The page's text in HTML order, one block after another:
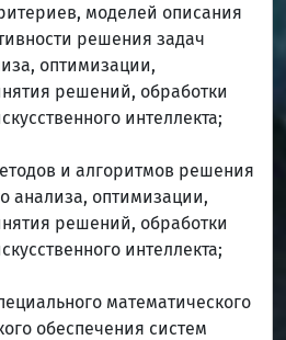
моделей описания
решения задач
оптимизации,
решений, обработки
интеллекта;
и алгоритмов решения
анализа, оптимизации,
решений, обработки
интеллекта;
математического
обеспечения систем